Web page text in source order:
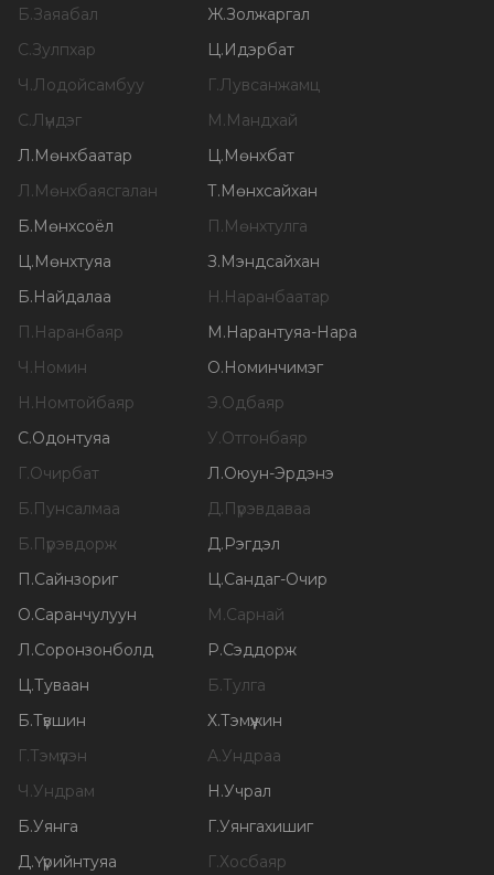
Б.Заяабал Ж.Золжаргал
С.Зулпхар Ц.Идэрбат
Ч.Лодойсамбуу Г.Лувсанжамц
С.Лүндэг М.Мандхай
Л.Мөнхбаатар Ц.Мөнхбат
Л.Мөнхбаясгалан Т.Мөнхсайхан
Б.Мөнхсоёл П.Мөнхтулга
Ц.Мөнхтуяа З.Мэндсайхан
Б.Найдалаа Н.Наранбаатар
П.Наранбаяр М.Нарантуяа-Нара
Ч.Номин О.Номинчимэг
Н.Номтойбаяр Э.Одбаяр
С.Одонтуяа У.Отгонбаяр
Г.Очирбат Л.Оюун-Эрдэнэ
Б.Пунсалмаа Д.Пүрэвдаваа
Б.Пүрэвдорж Д.Рэгдэл
П.Сайнзориг Ц.Сандаг-Очир
О.Саранчулуун М.Сарнай
Л.Соронзонболд Р.Сэддорж
Ц.Туваан Б.Тулга
Б.Түвшин Х.Тэмүүжин
Г.Тэмүүлэн А.Ундраа
Ч.Ундрам Н.Учрал
Б.Уянга Г.Уянгахишиг
Д.Үүрийнтуяа Г.Хосбаяр